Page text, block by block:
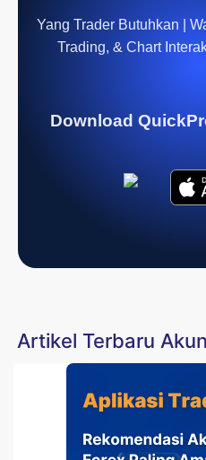
Yang Trader Butuhkan |
Trading, & Chart
Download
Artikel Terbaru